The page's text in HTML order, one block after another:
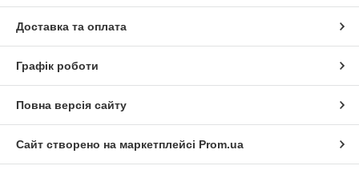
Доставка та оплата
Графік роботи
Повна версія сайту
Сайт створено на маркетплейсі Prom.ua